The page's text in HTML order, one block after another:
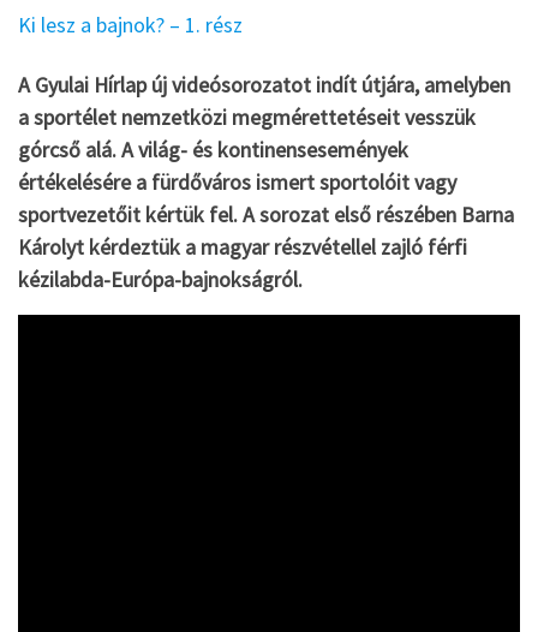
Ki lesz a bajnok? – 1. rész
A Gyulai Hírlap új videósorozatot indít útjára, amelyben
a sportélet nemzetközi megmérettetéseit vesszük
górcső alá. A világ- és kontinensesemények
értékelésére a fürdőváros ismert sportolóit vagy
sportvezetőit kértük fel. A sorozat első részében Barna
Károlyt kérdeztük a magyar részvétellel zajló férfi
kézilabda-Európa-bajnokságról.